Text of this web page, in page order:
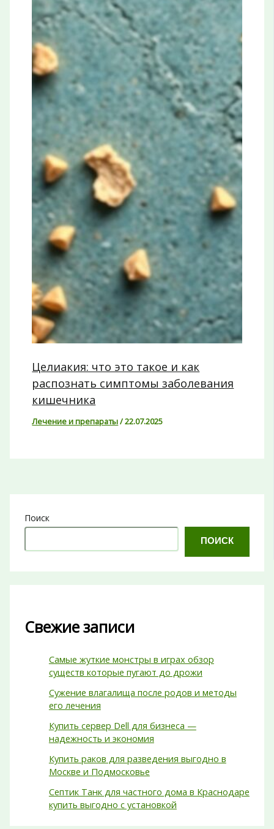
Целиакия: что это такое и как
распознать симптомы заболевания
кишечника
Лечение и препараты/22.07.2025
Поиск
ПОИСК
Свежие записи
Самые жуткие монстры в играх обзор
существ которые пугают до дрожи
Сужение влагалища после родов и методы
его лечения
Купить сервер Dell для бизнеса —
надежность и экономия
Купить раков для разведения выгодно в
Москве и Подмосковье
Септик Танк для частного дома в Краснодаре
купить выгодно с установкой